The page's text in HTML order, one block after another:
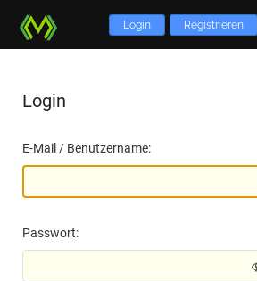
Login Registrieren
Login
E-Mail / Benutzername:
Passwort: